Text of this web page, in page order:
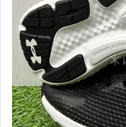
【泳具】男款四角泳褲
【泳具】男款及膝泳褲
【泳具】女款泳衣
【泳具】泳鏡,泳帽,其它